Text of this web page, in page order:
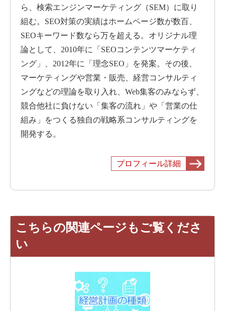
ら、検索エンジンマーケティング（SEM）に取り
組む。SEO対策の実績はホームページ数が数百、
SEOキーワード数なら万を超える。オリジナル理
論として、2010年に「SEOコンテンツマーケティ
ング」、2012年に「理念SEO」を発案。その後、
マーケティングや営業・販売、経営コンサルティ
ングなどの理論を取り入れ、Web集客のみならず、
競合他社に負けない「集客の流れ」や「営業の仕
組み」をつくる独自の戦略系コンサルティングを
開発する。
プロフィール詳細
こちらの関連ページもご覧くださ
い